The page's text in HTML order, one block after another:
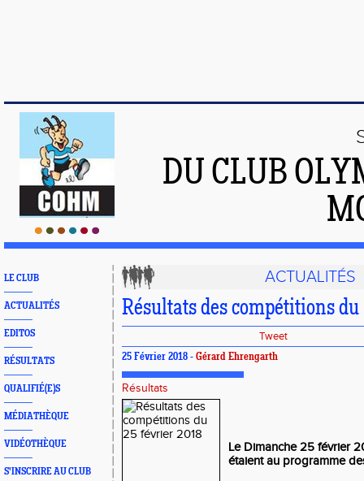
DU CLUB
LE CLUB
ACTUALITÉS
EDITOS
RÉSULTATS
QUALIFIÉ(E)S
MÉDIATHÈQUE
VIDÉOTHÈQUE
S'INSCRIRE AU CLUB
ACTUALITÉS
Résultats des compétitions
Tweet
25 Février 2018 - Gérard Ehrengarth
Résultats
Le Dimanche 25 février
étaient au programme